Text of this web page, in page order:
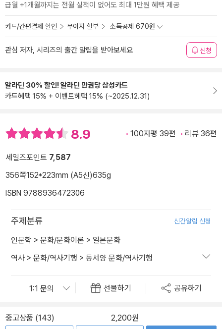
급월 +1개월까지는 전월 실적이 없어도 최대 1만원 혜택 제공
카드/간편결제 할인 무이자 할부 소득공제 670원
관심 저자, 시리즈의 출간 알림을 받아보세요 신청
알라딘 30% 할인! 알라딘 만권당 삼성카드
카드혜택 15% + 이벤트혜택 15% (~2025.12.31)
8.9 100자평 39편 리뷰 36편
세일즈포인트 7,587
356쪽152*223mm (A5신)635g
ISBN 9788936472306
주제분류 신간알림 신청
인문학 > 문화/문화이론 > 일본문화
역사 > 문화/역사기행 > 동서양 문화/역사기행
선물하기 공유하기
중고상품 (143) 2,200원